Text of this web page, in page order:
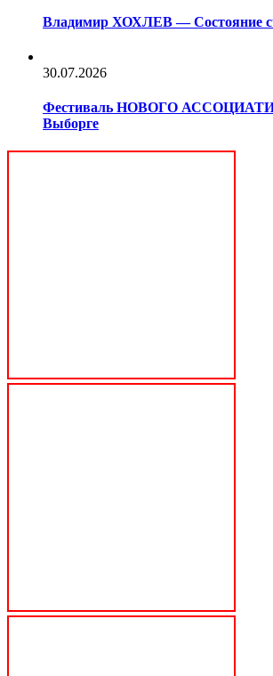
Владимир ХОХЛЕВ — Состояние
30.07.2026
Фестиваль НОВОГО
Выборге